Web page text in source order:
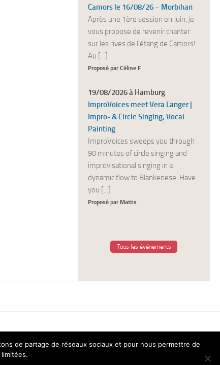
Camors le 16/08/26 – Morbihan
Après une 1ère session en Juin, je
vous propose de revenir chanter
sur les rives de l’étang de Camors!
Au [...]
Proposé par Céline F
19/08/2026 à Hamburg
ImproVoices meet Vera Langer |
Impro- & Circle Singing, Vocal
Painting
ImproVoices sweeps you through
90 minutes of circle singing and
improvisational singing in a
dynamic flow to Blankenese. Have
you [...]
Proposé par Mattis
Tous les événements
de partage de réseaux sociaux et pour nous permettre de